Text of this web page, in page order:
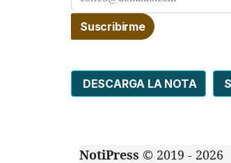
DESCARGA LA NOTA
NotiPress © 2019 - 2026